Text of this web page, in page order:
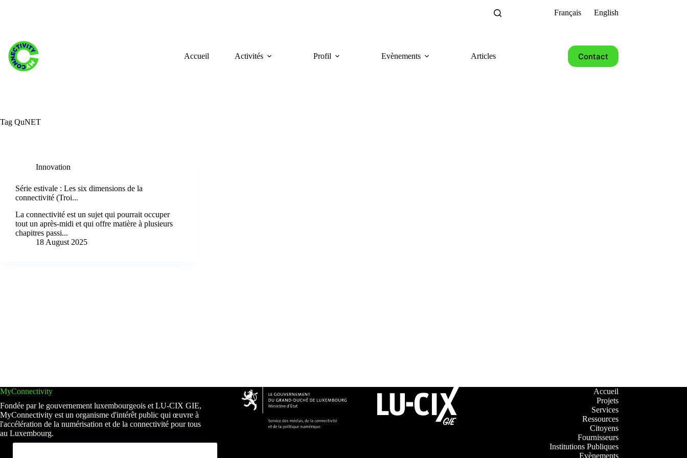
Français English
Accueil Activités Profil Evènements Articles Contact
Tag QuNET
Innovation
Série estivale : Les six dimensions de la
connectivité (Troi...
La connectivité est un sujet qui pourrait occuper
tout un après-midi et qui offre matière à plusieurs
chapitres passi...
18 August 2025
MyConnectivity
Fondée par le gouvernement luxembourgeois et LU-CIX GIE,
MyConnectivity est un organisme d'intérêt public qui œuvre à
l'accélération de la numérisation et de la connectivité pour tous
au Luxembourg.
Accueil
Projets
Services
Ressources
Citoyens
Fournisseurs
Institutions Publiques
Evènements